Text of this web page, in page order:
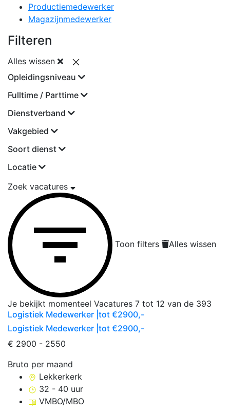
Productiemedewerker
Magazijnmedewerker
Filteren
Alles wissen
Opleidingsniveau
Fulltime / Parttime
Dienstverband
Vakgebied
Soort dienst
Locatie
Zoek vacatures
Toon filters Alles wissen
Je bekijkt momenteel Vacatures 7 tot 12 van de 393
Logistiek Medewerker |tot €2900,-
Logistiek Medewerker |tot €2900,-
€ 2900 - 2550
Bruto per maand
Lekkerkerk
32 - 40 uur
VMBO/MBO